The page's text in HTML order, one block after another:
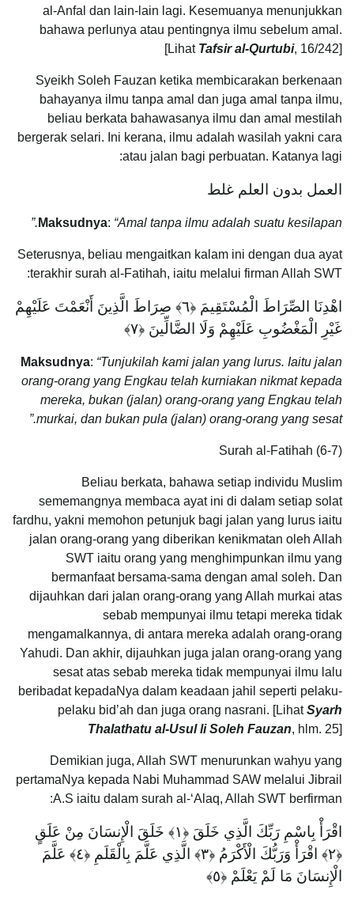
al-Anfal dan lain-lain lagi. Kesemuanya menunjukkan
bahawa perlunya atau pentingnya ilmu sebelum amal.
[Lihat Tafsir al-Qurtubi, 16/242]
Syeikh Soleh Fauzan ketika membicarakan berkenaan
bahayanya ilmu tanpa amal dan juga amal tanpa ilmu,
beliau berkata bahawasanya ilmu dan amal mestilah
bergerak selari. Ini kerana, ilmu adalah wasilah yakni cara
atau jalan bagi perbuatan. Katanya lagi:
العمل بدون العلم غلط
Maksudnya: “Amal tanpa ilmu adalah suatu kesilapan.”
Seterusnya, beliau mengaitkan kalam ini dengan dua ayat
terakhir surah al-Fatihah, iaitu melalui firman Allah SWT:
اهْدِنَا الصِّرَاطَ الْمُسْتَقِيمَ ﴿٦﴾ صِرَاطَ الَّذِينَ أَنْعَمْتَ عَلَيْهِمْ
غَيْرِ الْمَغْضُوبِ عَلَيْهِمْ وَلَا الضَّالِّينَ ﴿٧﴾
Maksudnya: “Tunjukilah kami jalan yang lurus. Iaitu jalan
orang-orang yang Engkau telah kurniakan nikmat kepada
mereka, bukan (jalan) orang-orang yang Engkau telah
murkai, dan bukan pula (jalan) orang-orang yang sesat.”
Surah al-Fatihah (6-7)
Beliau berkata, bahawa setiap individu Muslim
sememangnya membaca ayat ini di dalam setiap solat
fardhu, yakni memohon petunjuk bagi jalan yang lurus iaitu
jalan orang-orang yang diberikan kenikmatan oleh Allah
SWT iaitu orang yang menghimpunkan ilmu yang
bermanfaat bersama-sama dengan amal soleh. Dan
dijauhkan dari jalan orang-orang yang Allah murkai atas
sebab mempunyai ilmu tetapi mereka tidak
mengamalkannya, di antara mereka adalah orang-orang
Yahudi. Dan akhir, dijauhkan juga jalan orang-orang yang
sesat atas sebab mereka tidak mempunyai ilmu lalu
beribadat kepadaNya dalam keadaan jahil seperti pelaku-
pelaku bid’ah dan juga orang nasrani. [LihatSyarh
Thalathatu al-Usul li Soleh Fauzan, hlm. 25]
Demikian juga, Allah SWT menurunkan wahyu yang
pertamaNya kepada Nabi Muhammad SAW melalui Jibrail
A.S iaitu dalam surah al-‘Alaq, Allah SWT berfirman:
اقْرَأْ بِاسْمِ رَبِّكَ الَّذِي خَلَقَ ﴿١﴾ خَلَقَ الْإِنسَانَ مِنْ عَلَقٍ
﴿٢﴾ اقْرَأْ وَرَبُّكَ الْأَكْرَمُ ﴿٣﴾ الَّذِي عَلَّمَ بِالْقَلَمِ ﴿٤﴾ عَلَّمَ
الْإِنسَانَ مَا لَمْ يَعْلَمْ ﴿٥﴾